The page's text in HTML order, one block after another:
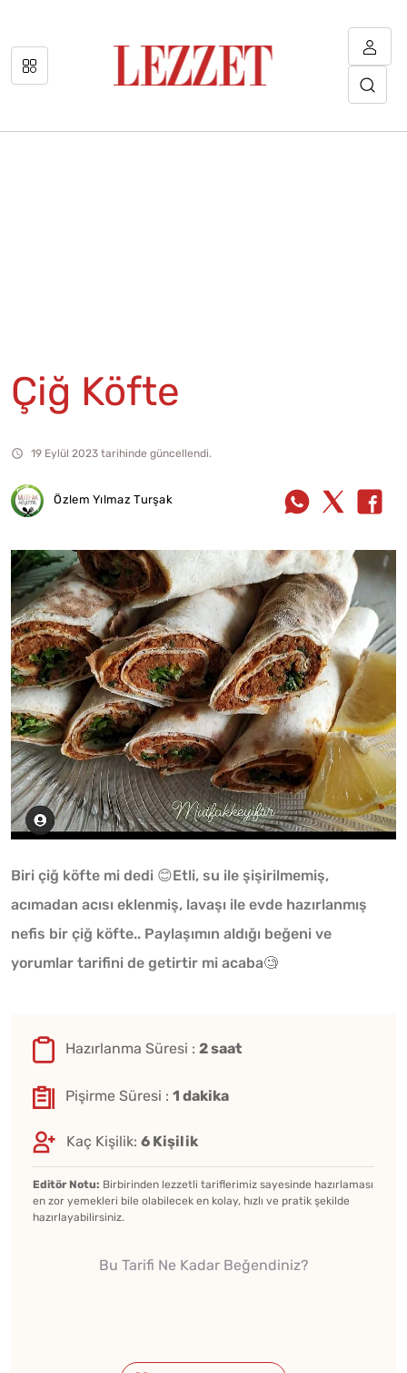
Çiğ Köfte
19 Eylül 2023 tarihinde güncellendi.
Özlem Yılmaz Turşak
Biri çiğ köfte mi dedi 😊Etli, su ile şişirilmemiş,
acımadan acısı eklenmiş, lavaşı ile evde hazırlanmış
nefis bir çiğ köfte.. Paylaşımın aldığı beğeni ve
yorumlar tarifini de getirtir mi acaba🧐
Hazırlanma Süresi : 2 saat
Pişirme Süresi : 1 dakika
Kaç Kişilik: 6 Kişilik
Editör Notu: Birbirinden lezzetli tariflerimiz sayesinde hazırlaması
en zor yemekleri bile olabilecek en kolay, hızlı ve pratik şekilde
hazırlayabilirsiniz.
Bu Tarifi Ne Kadar Beğendiniz?